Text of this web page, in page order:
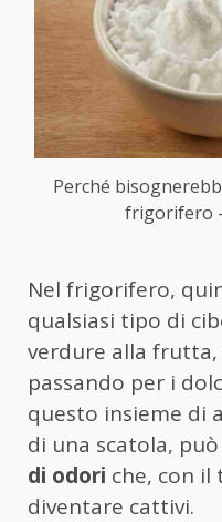
Perché
frigorifero
Nel frigorifero,
qualsiasi tipo di
verdure alla frutta,
passando per i
questo insieme di
di una scatola,
di odori che, con il
diventare cattivi.